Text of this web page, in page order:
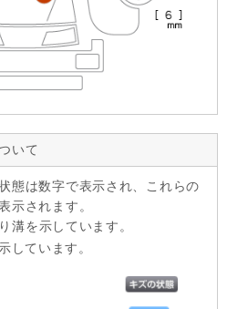
いて
態は数字で表示され、これらの
示されます。
溝を示しています。
しています。